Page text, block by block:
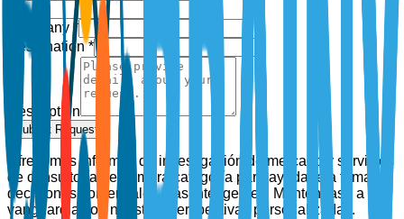
Company *
Designation *
Description
Submit Request
Ofrecemos informes de investigación de mercado y servicios
de consultoría de primera categoría para ayudarle a tomar
decisiones comerciales más inteligentes. Manténgase a la
vanguardia con nuestras perspectivas personalizadas.